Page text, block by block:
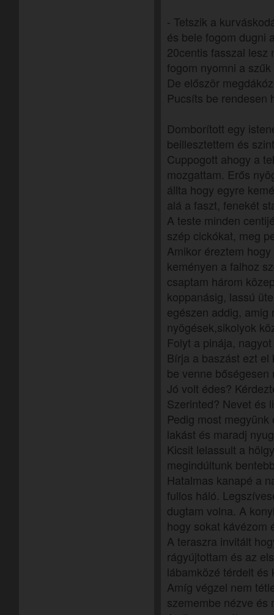
- Tetszik a
és bele fogom dugni
20centis fasszal lesz
fogom nyomni a
De először
Pucsíts be rendesen
Domborított egy
beillesztettem és
Cuppogott ahogy a
mozgattam. Erős
állta hogy egyre
alá a faszt, fenekét
A teste minden
szép cickókat, meg
Amikor éreztem
keményen a falhoz
csaptam három
koppanásig, lassú
egészen addig,
nyögések,sikolyok
Folyt a pinája,
Bírja a baszást ezt
be venne
Jó volt édes?
Szerinted? Nevet és
Pedig most
lakást és maradj
Kicsit lelassult a
megindúltunk
Hatalmas kanapé a
fullos háló.
dugtam volna. A
hogy sokat kávézom
A teraszra invitált
rágyújtottam és az
lábamközé térdelt
Amíg végzel nem
szemembe nézve és